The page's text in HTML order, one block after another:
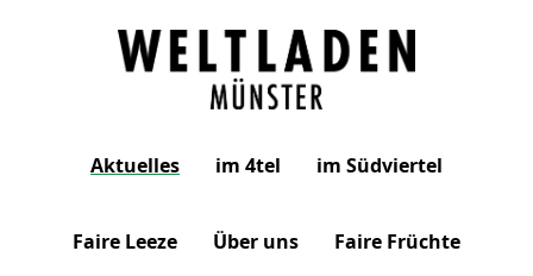
Weltladen
Aktuelles im 4tel im Südviertel
Faire Leeze Über uns Faire Früchte